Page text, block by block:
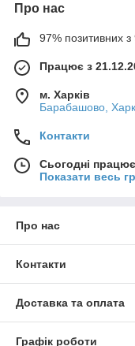
Про нас
97% позитивних з
Працює з
м. Харків
Барабашово,
Контакти
Сьогодні
Показати весь
Про нас
Контакти
Доставка та оплата
Графік роботи